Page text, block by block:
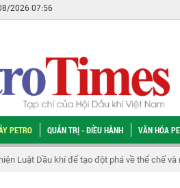
2026 07:56
PETRO QUẢN TRỊ - ĐIỀU HÀNH VĂN HÓA
cho Trung tâm lọc hóa dầu và năng lượng